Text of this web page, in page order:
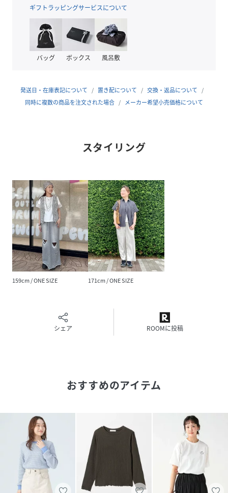
■サイズ
タックインでもアウトでもバランスのとりやすい、すっきり
としたサイズ感。
■素材
■ケア方法
洗濯可（詳細は商品についている洗濯表示タグをご覧くださ
の色味と異なって見える場合がございます。予めご了承くだ
タックインでもアウトでも着回しやすい丈感 [H：164cm]
性別タイプ レディース
原産国 中国製
素材
本体:コットン100
% レース部分:ポリエステル100
%
43-04-0214-213-23-88 PG9350)
ギフトラッピングサービスについて
バッグ ボックス 風呂敷
発送日・在庫表記について 置き配について
交換・返品について
同時に複数の商品を注文された場合
メーカー希望小売価格について
スタイリング
159cm / ONE SIZE 171cm / ONE SIZE
シェア ROOMに投稿
おすすめのアイテム